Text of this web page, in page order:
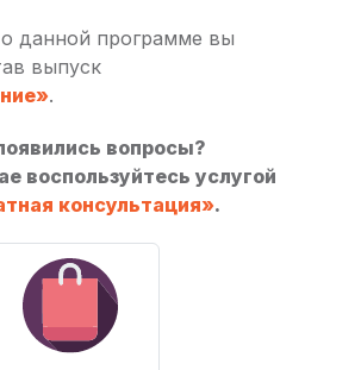
данной программе вы
выпуск
.
вопросы?
воспользуйтесь услугой
консультация».